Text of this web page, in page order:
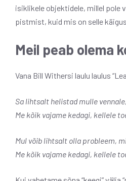
isiklikele objektidele, millel pole
pistmist, kuid mis on selle käigus
Meil peab olema
Vana Bill Withersi laulu laulus
Sa lihtsalt helistad mulle
Me kõik vajame kedagi, kellele
Mul võib lihtsalt olla probleem,
Me kõik vajame kedagi, kellele